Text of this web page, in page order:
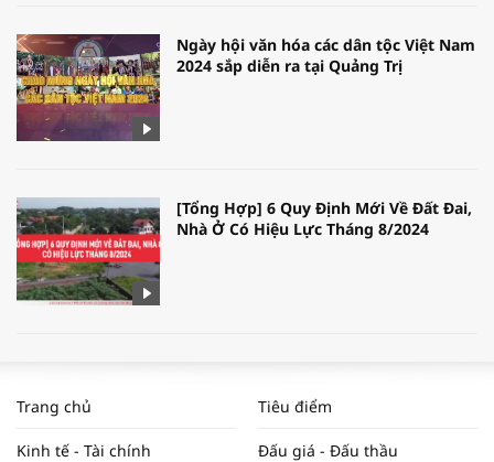
Ngày hội văn hóa các dân tộc Việt Nam
2024 sắp diễn ra tại Quảng Trị
[Tổng Hợp] 6 Quy Định Mới Về Đất Đai,
Nhà Ở Có Hiệu Lực Tháng 8/2024
ĐẬP THỊ TRƯỜNG #62
Trang chủ Tiêu điểm
Kinh tế - Tài chính Đấu giá - Đấu thầu